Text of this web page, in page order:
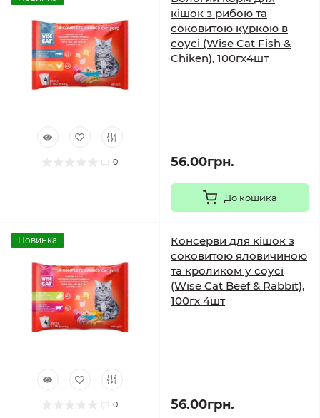
0
кішок з рибою та
соковитою куркою в
соусі (Wise Cat Fish &
Chiken), 100гх4шт
56.00грн.
До кошика
Новинка
0
Консерви для кішок з
соковитою яловичиною
та кроликом у соусі
(Wise Cat Beef & Rabbit),
100гх 4шт
56.00грн.